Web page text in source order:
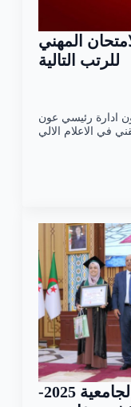
المهني
للرتب التالية
ادارة رئيسي عون
في الاعلام الالي
جامعة المدية تختتم سنتها الجامعية 2025-